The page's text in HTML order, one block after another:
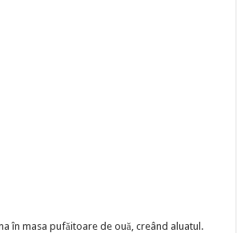
în masa pufăitoare de ouă, creând aluatul.